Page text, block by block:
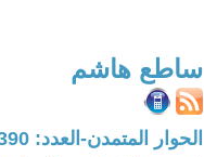
ساطع هاشم
الحوار المتمدن-العدد: 6390 - 2019 / 10 / 25 - 09:55